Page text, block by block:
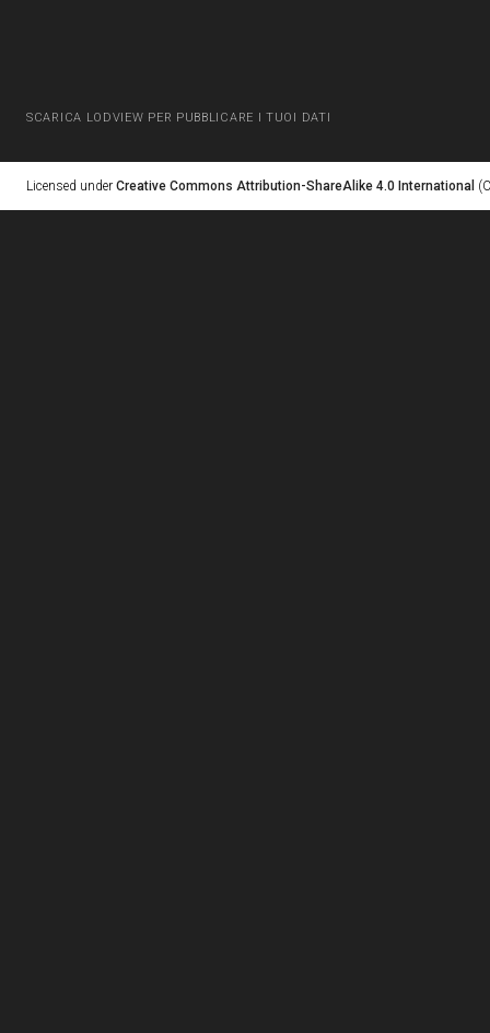
SCARICA LODVIEW PER PUBBLICARE I TUOI DATI
Licensed under Creative Commons Attribution-ShareAlike 4.0 International